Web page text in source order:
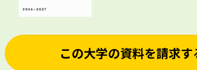
この大学の資料を請求す